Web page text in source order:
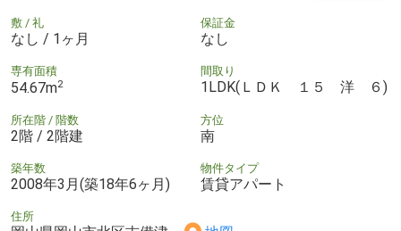
敷 / 礼
なし / 1ヶ月
保証金
なし
専有面積
54.67m2
間取り
1LDK(ＬＤＫ １５ 洋 ６)
所在階 / 階数
2階 / 2階建
方位
南
築年数
2008年3月(築18年6ヶ月)
物件タイプ
賃貸アパート
住所